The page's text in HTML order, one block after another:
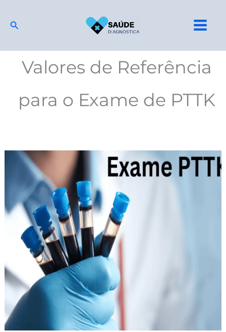
para
conteúdo
Pesquisar
Valores de Referência
para o Exame de PTTK
Exame
PTTK:
Para
que
Serve,
Entenda
Resultados